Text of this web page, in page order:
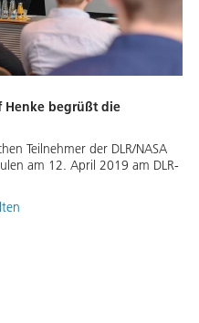
Henke begrüßt die
Teilnehmer der DLR/NASA
am 12. April 2019 am DLR-